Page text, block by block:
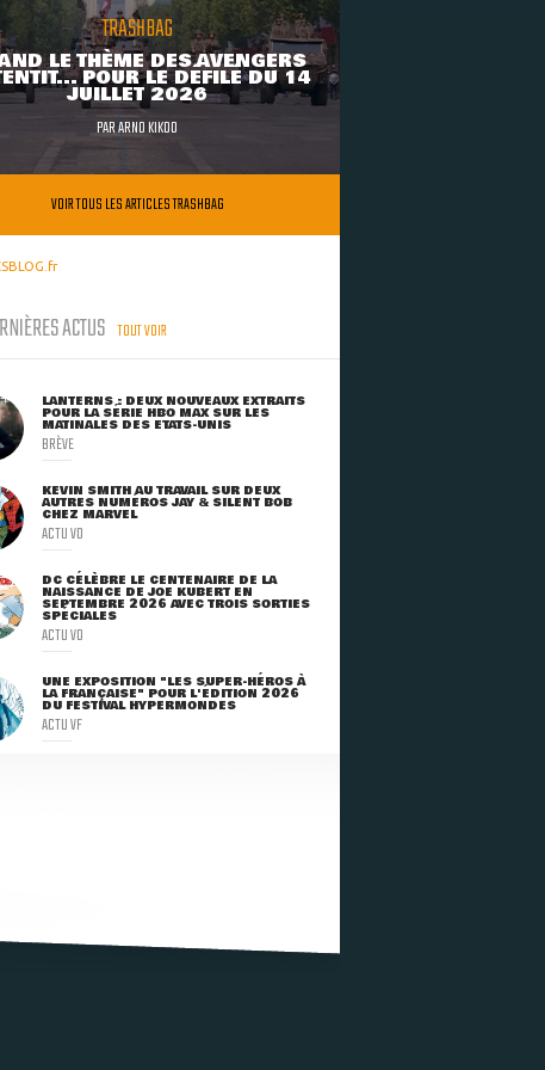
TRASHBAG
LE THÈME DES AVENGERS
POUR LE DÉFILÉ DU 14
JUILLET 2026
PARARNO KIKOO
VOIR TOUS LES ARTICLES TRASHBAG
ACTUS TOUT VOIR
LANTERNS : DEUX NOUVEAUX EXTRAITS
POUR LA SÉRIE HBO MAX SUR LES
MATINALES DES ETATS-UNIS
BRÈVE
KEVIN SMITH AU TRAVAIL SUR DEUX
AUTRES NUMÉROS JAY & SILENT BOB
CHEZ MARVEL
ACTU VO
DC CÉLÈBRE LE CENTENAIRE DE LA
NAISSANCE DE JOE KUBERT EN
SEPTEMBRE 2026 AVEC TROIS SORTIES
SPÉCIALES
ACTU VO
UNE EXPOSITION "LES SUPER-HÉROS À
LA FRANÇAISE" POUR L'ÉDITION 2026
DU FESTIVAL HYPERMONDES
ACTU VF